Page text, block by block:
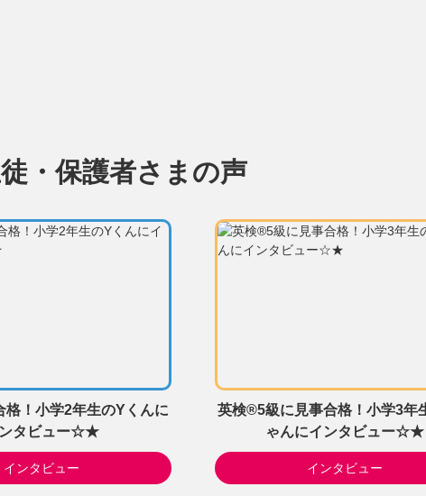
・保護者さまの声
！小学2年生のYくんに
タビュー☆★
インタビュー
英検®5級に見事合格！小学3年
ゃんにインタビュー☆★
インタビュー